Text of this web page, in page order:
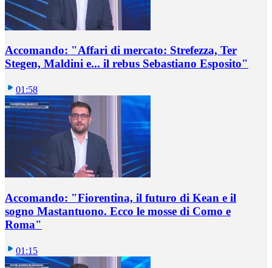
Accomando: "Affari di mercato: Strefezza, Ter
Stegen, Maldini e... il rebus Sebastiano Esposito"
01:58
Accomando: "Fiorentina, il futuro di Kean e il
sogno Mastantuono. Ecco le mosse di Como e
Roma"
01:15